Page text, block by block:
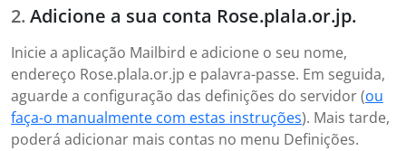
Adicione a sua conta Rose.plala.or.jp.
Inicie a aplicação Mailbird e adicione o seu nome,
endereço Rose.plala.or.jp e palavra-passe. Em seguida,
aguarde a configuração das definições do servidor (ou
faça-o manualmente com estas instruções). Mais tarde,
poderá adicionar mais contas no menu Definições.